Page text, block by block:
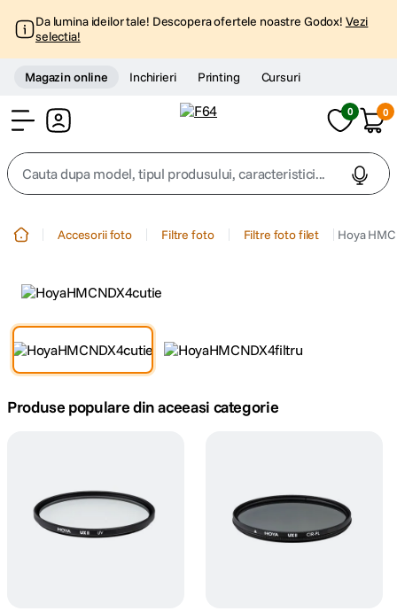
Da lumina ideilor tale! Descopera ofertele noastre Godox! Vezi
selectia!
Magazin online Inchirieri Printing Cursuri
0 0
Cauta dupa model, tipul produsului, caracteristici...
3. trepied telefon
7.
Accesorii foto Filtre foto Filtre foto filet Hoya
Produse populare din aceeasi categorie